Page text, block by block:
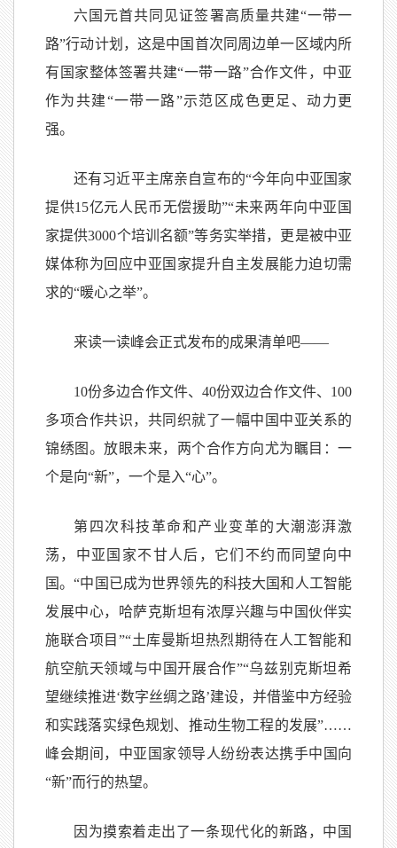
六国元首共同见证签署高质量共建“一带一
路”行动计划，这是中国首次同周边单一区域内所
有国家整体签署共建“一带一路”合作文件，中亚
作为共建“一带一路”示范区成色更足、动力更
强。
还有习近平主席亲自宣布的“今年向中亚国家
提供15亿元人民币无偿援助”“未来两年向中亚国
家提供3000个培训名额”等务实举措，更是被中亚
媒体称为回应中亚国家提升自主发展能力迫切需
求的“暖心之举”。
来读一读峰会正式发布的成果清单吧——
10份多边合作文件、40份双边合作文件、100
多项合作共识，共同织就了一幅中国中亚关系的
锦绣图。放眼未来，两个合作方向尤为瞩目：一
个是向“新”，一个是入“心”。
第四次科技革命和产业变革的大潮澎湃激
荡，中亚国家不甘人后，它们不约而同望向中
国。“中国已成为世界领先的科技大国和人工智能
发展中心，哈萨克斯坦有浓厚兴趣与中国伙伴实
施联合项目”“土库曼斯坦热烈期待在人工智能和
航空航天领域与中国开展合作”“乌兹别克斯坦希
望继续推进‘数字丝绸之路’建设，并借鉴中方经验
和实践落实绿色规划、推动生物工程的发展”……
峰会期间，中亚国家领导人纷纷表达携手中国向
“新”而行的热望。
因为摸索着走出了一条现代化的新路，中国